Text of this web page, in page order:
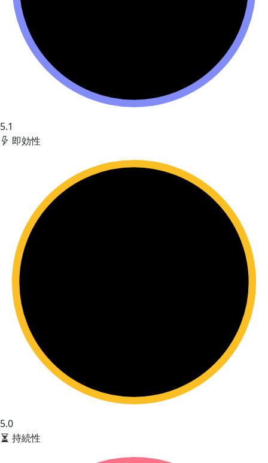
5.1
即効性
5.0
持続性